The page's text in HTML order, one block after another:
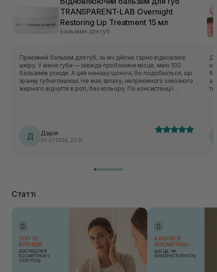
TRANSPARENT-LAB Overnight
Restoring Lip Treatment 15 мл
Бальзами для губ
Приємний бальзам для губ, за ніч дійсно гарно відновлює
шкіру. У мене губи — завжди проблемне місце, маю 100
бальзамів усюди. А цей наношу щоночі, бо подобається, що
зранку губки пишніші. Не має запаху, неприємного хімозного
жирного відчуття в роті, без кольору. По консистенції
взимку цей бальзам має бути зіркою)) Баночка прям зовсім
не маленька, а розхід у нього мінімальний. Тому вистачить
надовго. Плюс інколи наношу його на лікті та коліна,
Д Дарія
30.07.2026, 23:21
Статті